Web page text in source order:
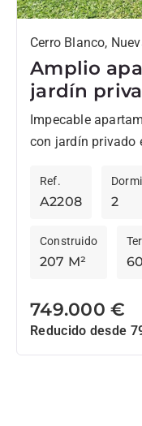
Cerro Blanco,
Amplio
jardín
Centro
Andalucía
Impecable
con jardín privado
pie...
A2208
Ref.
2
207 M²
Construido
749.000 €
Reducido desde